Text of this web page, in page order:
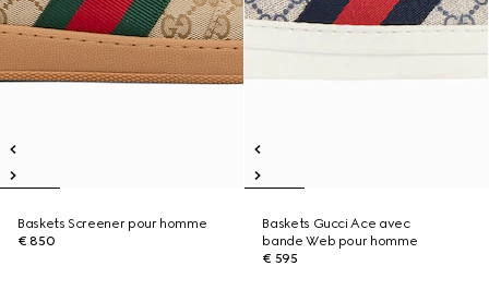
Baskets Screener pour homme
€ 850
Baskets Gucci Ace avec
bande Web pour homme
€ 595